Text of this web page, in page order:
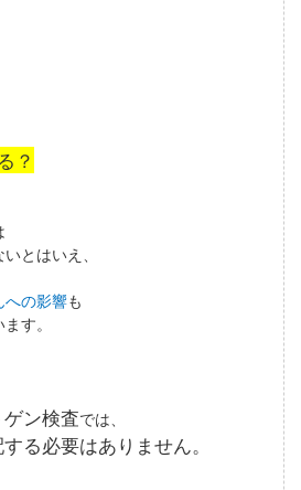
？
とはいえ、
への影響も
す。
ン検査では、
る必要はありません。